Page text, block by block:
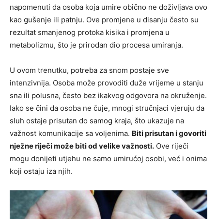
napomenuti da osoba koja umire obično ne doživljava ovo
kao gušenje ili patnju. Ove promjene u disanju često su
rezultat smanjenog protoka kisika i promjena u
metabolizmu, što je prirodan dio procesa umiranja.
U ovom trenutku, potreba za snom postaje sve
intenzivnija. Osoba može provoditi duže vrijeme u stanju
sna ili polusna, često bez ikakvog odgovora na okruženje.
Iako se čini da osoba ne čuje, mnogi stručnjaci vjeruju da
sluh ostaje prisutan do samog kraja, što ukazuje na
važnost komunikacije sa voljenima. Biti prisutan i govoriti
nježne riječi može biti od velike važnosti. Ove riječi
mogu donijeti utjehu ne samo umirućoj osobi, već i onima
koji ostaju iza njih.